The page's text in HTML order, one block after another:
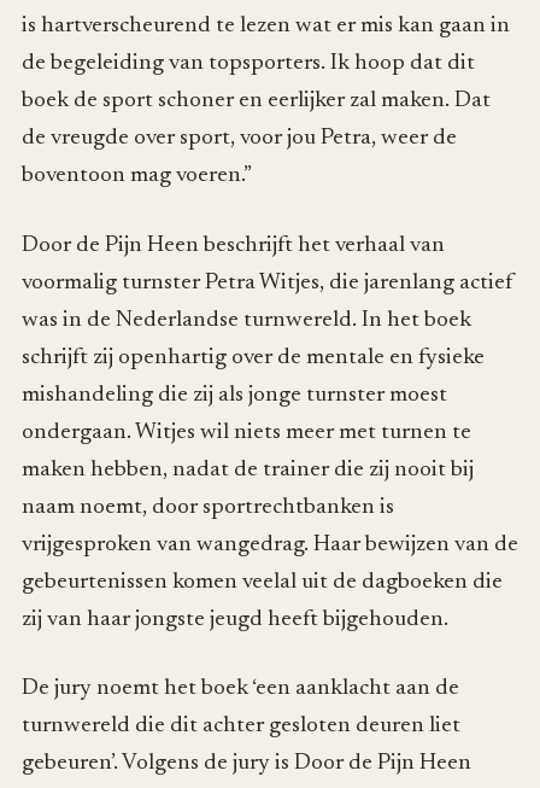
is hartverscheurend te lezen wat er mis kan gaan in
de begeleiding van topsporters. Ik hoop dat dit
boek de sport schoner en eerlijker zal maken. Dat
de vreugde over sport, voor jou Petra, weer de
boventoon mag voeren.”
Door de Pijn Heen beschrijft het verhaal van
voormalig turnster Petra Witjes, die jarenlang actief
was in de Nederlandse turnwereld. In het boek
schrijft zij openhartig over de mentale en fysieke
mishandeling die zij als jonge turnster moest
ondergaan. Witjes wil niets meer met turnen te
maken hebben, nadat de trainer die zij nooit bij
naam noemt, door sportrechtbanken is
vrijgesproken van wangedrag. Haar bewijzen van de
gebeurtenissen komen veelal uit de dagboeken die
zij van haar jongste jeugd heeft bijgehouden.
De jury noemt het boek ‘een aanklacht aan de
turnwereld die dit achter gesloten deuren liet
gebeuren’. Volgens de jury is Door de Pijn Heen